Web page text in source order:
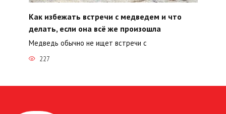
Как избежать встречи с медведем и что
делать, если она всё же произошла
Медведь обычно не ищет встречи с
227